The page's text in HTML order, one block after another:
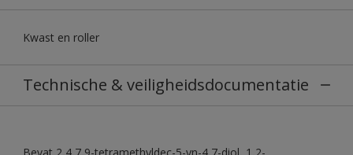
Kwast en roller
Technische & veiligheidsdocumentatie